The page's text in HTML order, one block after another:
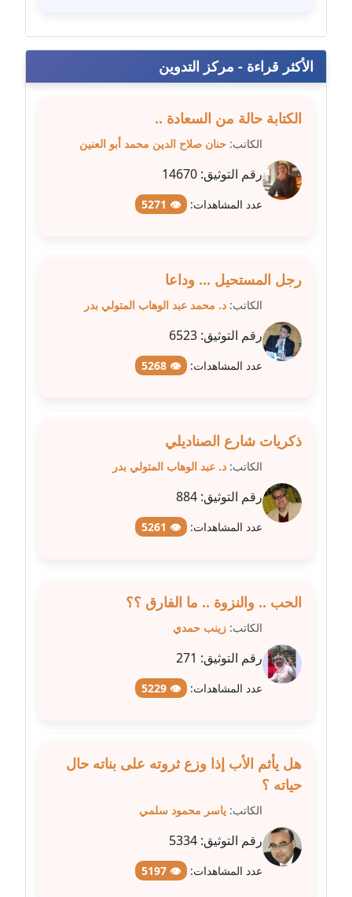
مدونة عبير عزاوي
عاملة
مدونة عبير مصطفى
عاملة
مدونة عزة الأمير
مدونة عزة بركة
عاملة
مدونة عطا الله حسب الله
عاملة
مدونة علا ابو السعادات
عاملة
مدونة علا الأزوك
عاملة
مدونة علي الصادق
عاملة
مدونة علي الفشني
عاملة
عاملة
عاملة
مدونة غادة زهران
عاملة
الأكثر قراءة - مركز التدوين
الكتابة حالة من السعادة ..
الكاتب: حنان صلاح الدين محمد أبو العنين
رقم التوثيق: 14670
عدد المشاهدات: 👁 5271
رجل المستحيل ... وداعا
الكاتب: د. محمد عبد الوهاب المتولي بدر
رقم التوثيق: 6523
عدد المشاهدات: 👁 5268
ذكريات شارع الصناديلي
الكاتب: د. عبد الوهاب المتولي بدر
رقم التوثيق: 884
عدد المشاهدات: 👁 5261
الحب .. والنزوة .. ما الفارق ؟؟
الكاتب: زينب حمدي
رقم التوثيق: 271
عدد المشاهدات: 👁 5229
هل يأثم الأب إذا وزع ثروته على بناته حال
حياته ؟
الكاتب: ياسر محمود سلمي
رقم التوثيق: 5334
عدد المشاهدات: 👁 5197